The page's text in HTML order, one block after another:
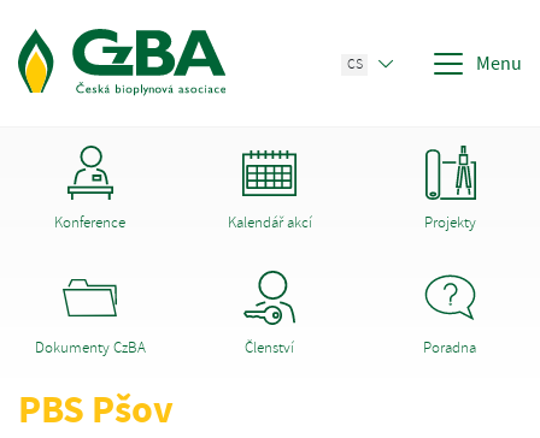
CS Menu
Konference Kalendář akcí Projekty
Dokumenty CzBA Členství Poradna
PBS Pšov